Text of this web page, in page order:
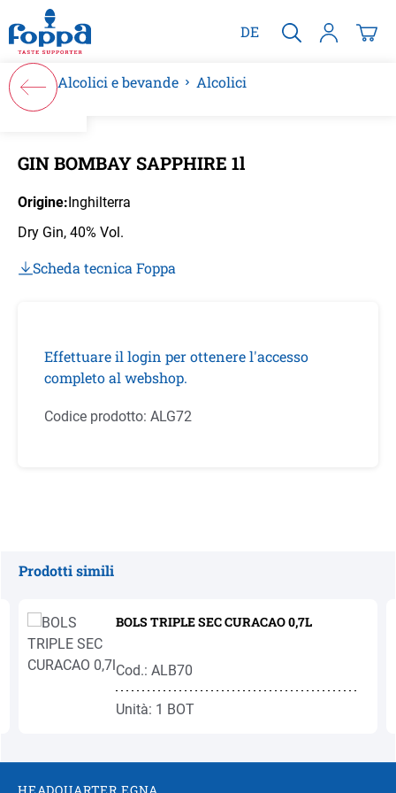
principale
DE
Alcolici e bevande Alcolici
GIN BOMBAY SAPPHIRE 1l
Origine:Inghilterra
Dry Gin, 40% Vol.
Scheda tecnica Foppa
Effettuare il login per ottenere l'accesso
completo al webshop.
Codice prodotto: ALG72
Prodotti simili
BOLS TRIPLE SEC CURACAO 0,7L
Cod.: ALB70
Unità: 1 BOT